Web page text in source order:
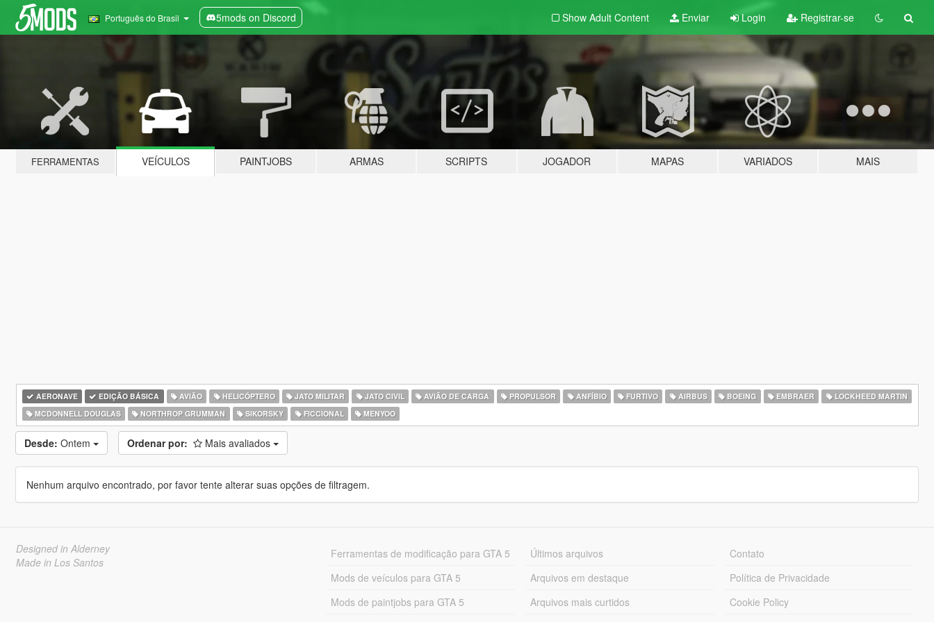
Português do Brasil 5mods on Discord Show Adult Content Enviar Login Registrar-se
FERRAMENTAS VEÍCULOS PAINTJOBS ARMAS SCRIPTS JOGADOR MAPAS VARIADOS MAIS
AERONAVE EDIÇÃO BÁSICA AVIÃO HELICÓPTERO JATO MILITAR JATO CIVIL AVIÃO DE CARGA PROPULSOR ANFÍBIO FURTIVO AIRBUS BOEING EMBRAER
LOCKHEED MARTIN
MCDONNELL DOUGLAS
NORTHROP GRUMMAN SIKORSKY FICCIONAL MENYOO
Desde: Ontem Ordenar por: Mais avaliados
Nenhum arquivo encontrado, por favor tente alterar suas opções de filtragem.
Designed in Alderney
Made in Los Santos
Ferramentas de modificação para GTA 5
Mods de veículos para GTA 5
Mods de paintjobs para GTA 5
Últimos arquivos
Arquivos em destaque
Arquivos mais curtidos
Contato
Política de Privacidade
Cookie Policy